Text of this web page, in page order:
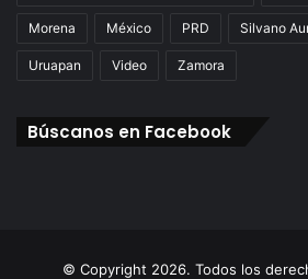
Morena México PRD Silvano
Uruapan Video Zamora
Búscanos en Facebook
© Copyright 2026. Todos los